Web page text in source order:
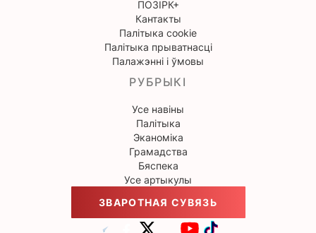
ПОЗІРК+
Кантакты
Палітыка cookie
Палітыка прыватнасці
Палажэнні і ўмовы
РУБРЫКІ
Усе навіны
Палітыка
Эканоміка
Грамадства
Бяспека
Усе артыкулы
ЗВАРОТНАЯ СУВЯЗЬ